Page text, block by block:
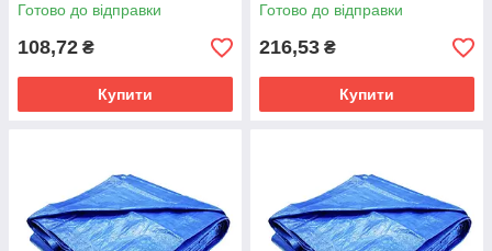
Готово до відправки
108,72 ₴
Купити
Готово до відправки
216,53 ₴
Купити